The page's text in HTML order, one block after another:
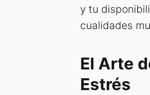
y tu
cualidades
El Arte
Estrés